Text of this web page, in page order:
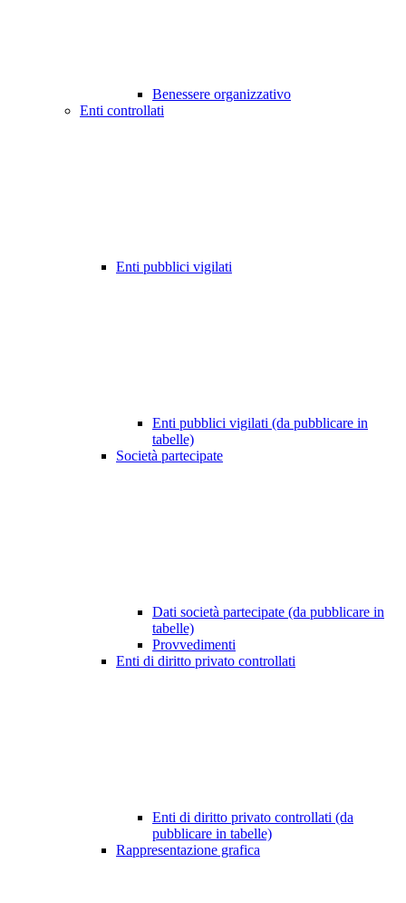
Benessere organizzativo
Enti controllati
Enti pubblici vigilati
Enti pubblici vigilati (da pubblicare in
tabelle)
Società partecipate
Dati società partecipate (da pubblicare in
tabelle)
Provvedimenti
Enti di diritto privato controllati
Enti di diritto privato controllati (da
pubblicare in tabelle)
Rappresentazione grafica